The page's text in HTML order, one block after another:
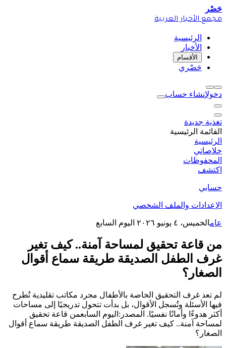
حَصْر
مجمع الأخبار العربية
الرئيسية
الأخبار
الأقسام
حَصْري
دخولإنشاء حساب
تغذية جديدة
القائمة الرئيسية
الرئيسية
خلاصاتي
المحفوظات
اكتشف
حسابي
الإعدادات والملف الشخصي
عامالخميس، ٤ يونيو ٢٠٢٦ اليوم السابع
من قاعة تحقيق لمساحة آمنة.. كيف تغير
غرف الطفل الصديقة طريقة سماع أقوال
الصغار؟
لم تعد غرف التحقيق الخاصة بالأطفال مجرد مكاتب تقليدية تُطرح
فيها الأسئلة وتُسجل الأقوال، بل بدأت تتحول تدريجيًا إلى مساحات
أكثر هدوءًا وأمانًا نفسيًا. المصدر:اليوم السابعمن قاعة تحقيق
لمساحة آمنة.. كيف تغير غرف الطفل الصديقة طريقة سماع أقوال
الصغار؟